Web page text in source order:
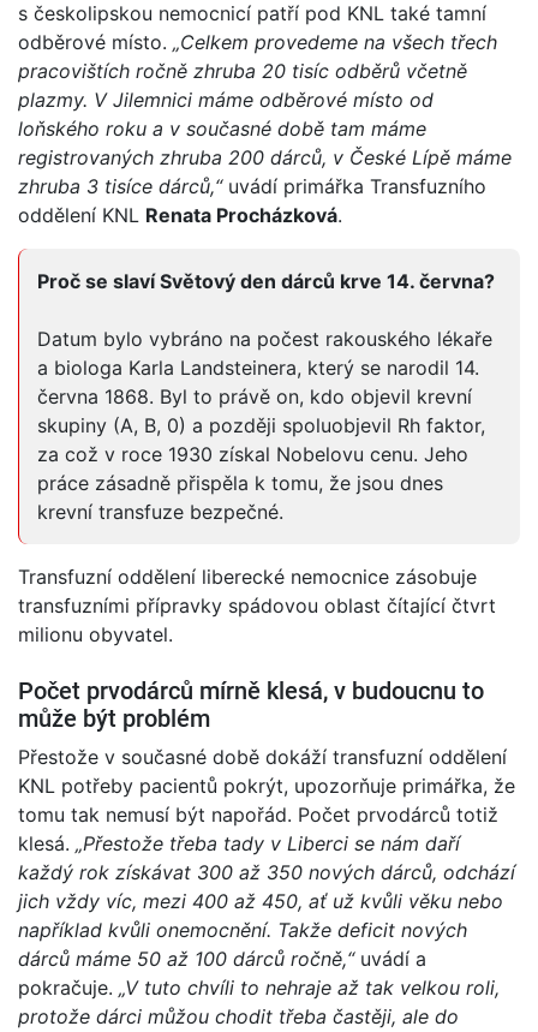
s českolipskou nemocnicí patří pod KNL také tamní
odběrové místo. „Celkem provedeme na všech třech
pracovištích ročně zhruba 20 tisíc odběrů včetně
plazmy. V Jilemnici máme odběrové místo od
loňského roku a v současné době tam máme
registrovaných zhruba 200 dárců, v České Lípě máme
zhruba 3 tisíce dárců,“uvádí primářka Transfuzního
oddělení KNL Renata Procházková.
Proč se slaví Světový den dárců krve 14. června?
Datum bylo vybráno na počest rakouského lékaře
a biologa Karla Landsteinera, který se narodil 14.
června 1868. Byl to právě on, kdo objevil krevní
skupiny (A, B, 0) a později spoluobjevil Rh faktor,
za což v roce 1930 získal Nobelovu cenu. Jeho
práce zásadně přispěla k tomu, že jsou dnes
krevní transfuze bezpečné.
Transfuzní oddělení liberecké nemocnice zásobuje
transfuzními přípravky spádovou oblast čítající čtvrt
milionu obyvatel.
Počet prvodárců mírně klesá, v budoucnu to
může být problém
Přestože v současné době dokáží transfuzní oddělení
KNL potřeby pacientů pokrýt, upozorňuje primářka, že
tomu tak nemusí být napořád. Počet prvodárců totiž
klesá. „Přestože třeba tady v Liberci se nám daří
každý rok získávat 300 až 350 nových dárců, odchází
jich vždy víc, mezi 400 až 450, ať už kvůli věku nebo
například kvůli onemocnění. Takže deficit nových
dárců máme 50 až 100 dárců ročně,“uvádí a
pokračuje. „V tuto chvíli to nehraje až tak velkou roli,
protože dárci můžou chodit třeba častěji, ale do